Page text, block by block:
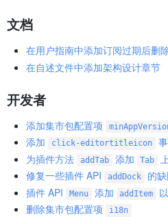
文档
在用户指南中添加订阅过期后删
在自述文件中添加架构设计章节
开发者
添加集市包配置项
添加 click-editortitleicon
为插件方法
addTab 添加 Tab
修复一些插件 API
addDock
的
插件 API
Menu 添加 addItem
删除集市包配置项
i18n